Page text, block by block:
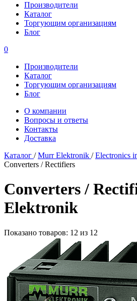
Производители
Каталог
Торгующим организациям
Блог
0
Производители
Каталог
Торгующим организациям
Блог
О компании
Вопросы и ответы
Контакты
Доставка
Каталог /Murr Elektronik /Electronics
Converters / Rectifiers
Converters /
Elektronik
Показано товаров: 12 из 12